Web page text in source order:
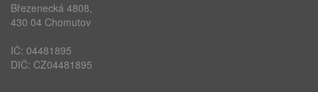
Březenecká 4808,
430 04 Chomutov
IČ: 04481895
DIČ: CZ04481895